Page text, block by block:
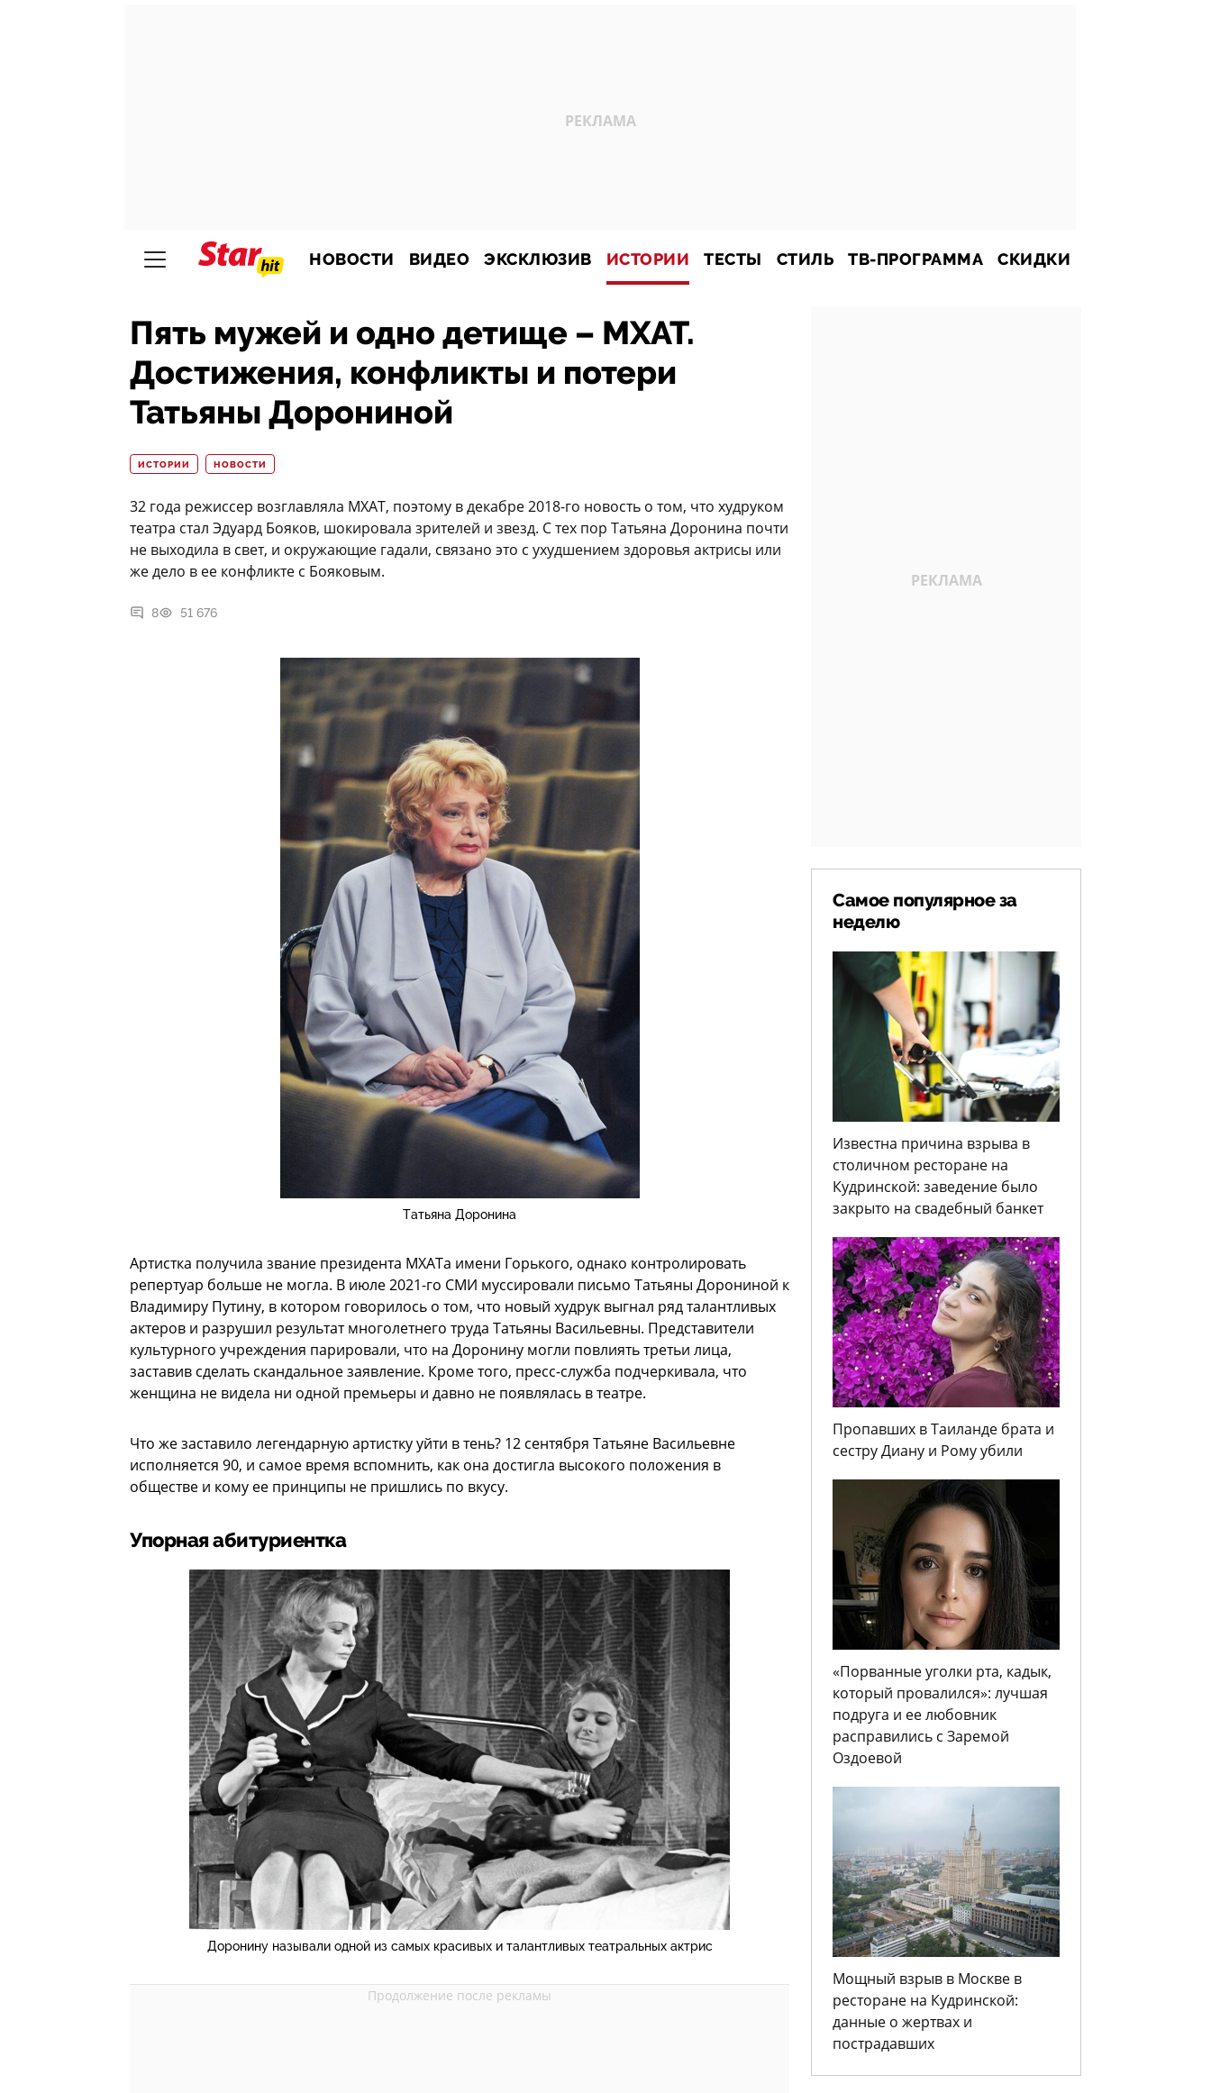
НОВОСТИ ВИДЕО ЭКСКЛЮЗИВ ИСТОРИИ ТЕСТЫ СТИЛЬ ТВ-ПРОГРАММА СКИДКИ
Пять мужей и одно детище – МХАТ.
Достижения, конфликты и потери
Татьяны Дорониной
ИСТОРИИ НОВОСТИ
32 года режиссер возглавляла МХАТ, поэтому в декабре 2018-го новость о том, что худруком
театра стал Эдуард Бояков, шокировала зрителей и звезд. С тех пор Татьяна Доронина почти
не выходила в свет, и окружающие гадали, связано это с ухудшением здоровья актрисы или
же дело в ее конфликте с Бояковым.
8 51 676
Татьяна Доронина
Артистка получила звание президента МХАТа имени Горького, однако контролировать
репертуар больше не могла. В июле 2021-го СМИ муссировали письмо Татьяны Дорониной к
Владимиру Путину, в котором говорилось о том, что новый худрук выгнал ряд талантливых
актеров и разрушил результат многолетнего труда Татьяны Васильевны. Представители
культурного учреждения парировали, что на Доронину могли повлиять третьи лица,
заставив сделать скандальное заявление. Кроме того, пресс-служба подчеркивала, что
женщина не видела ни одной премьеры и давно не появлялась в театре.
Что же заставило легендарную артистку уйти в тень? 12 сентября Татьяне Васильевне
исполняется 90, и самое время вспомнить, как она достигла высокого положения в
обществе и кому ее принципы не пришлись по вкусу.
Упорная абитуриентка
Доронину называли одной из самых красивых и талантливых театральных актрис
Самое популярное за
неделю
Известна причина взрыва в
столичном ресторане на
Кудринской: заведение было
закрыто на свадебный банкет
Пропавших в Таиланде брата и
сестру Диану и Рому убили
«Порванные уголки рта, кадык,
который провалился»: лучшая
подруга и ее любовник
расправились с Заремой
Оздоевой
Мощный взрыв в Москве в
ресторане на Кудринской:
данные о жертвах и
пострадавших